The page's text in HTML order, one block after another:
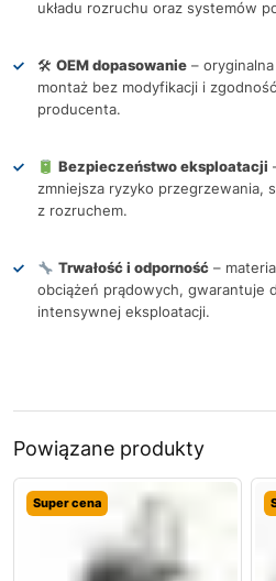
układu rozruchu oraz systemów
🛠 OEM dopasowanie –
montaż bez modyfikacji i
producenta.
Bezpieczeństwo eksploatacji
zmniejsza ryzyko przegrzewania,
z rozruchem.
Trwałość i odporność–
obciążeń prądowych, gwarantuje
intensywnej eksploatacji.
Powiązane produkty
Super cena